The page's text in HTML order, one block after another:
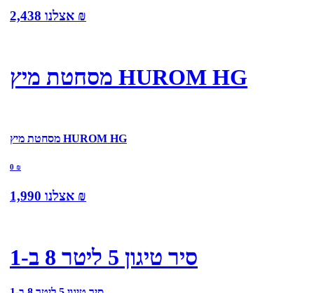
אצלנו 2,438 ₪
מסחטת מיץ HUROM HG
מסחטת מיץ HUROM HG
0 ₪
אצלנו 1,990 ₪
סיר טיגון 5 ליטר 8 ב-1